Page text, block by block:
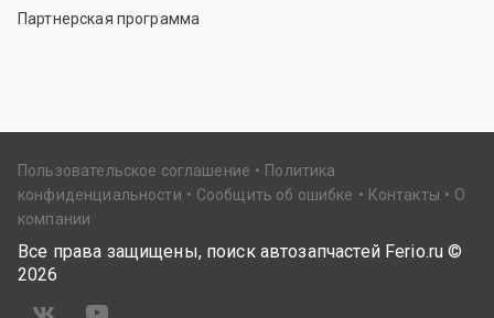
Партнерская программа
Пользовательское соглашение
Политика
конфиденциальности
Сообщить об ошибке Контакты
О
компании
Все права защищены, поиск автозапчастей Ferio.ru ©
2026